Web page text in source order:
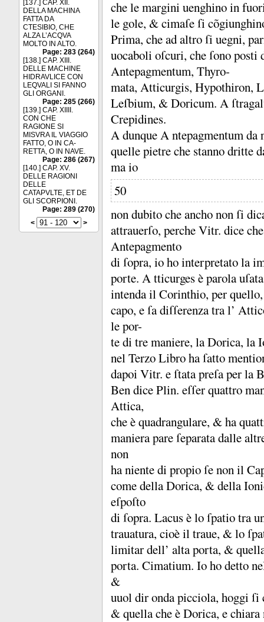
[137.] CAP. XII.
DELLA MACHINA
FATTA DA
CTESIBIO, CHE
ALZA L’ACQVA
MOLTO IN ALTO.
Page: 283 (264)
[138.] CAP. XIII.
DELLE MACHINE
HIDRAVLICE CON
LEQVALI SI FANNO
GLI ORGANI.
Page: 285 (266)
[139.] CAP. XIIII.
CON CHE
RAGIONE SI
MISVRA IL VIAGGIO
FATTO, O IN CA-
RETTA, O IN NAVE.
Page: 286 (267)
[140.] CAP. XV.
DELLE RAGIONI
DELLE
CATAPVLTE, ET DE
GLI SCORPIONI.
Page: 289 (270)
<
>
che le margini uenghino in
le gole, &cimaſe ſi
Prima, che ad altro ſi uegni,
uocaboli oſcuri, che ſono
Antepagmentum, Thyro-
mata, Atticurgis, Hypothiron,
Leſbium, &Doricum. A
Crepidines.
A dunque A ntepagmentum
quelle pietre che stanno dritte
ma io
50
non dubito che ancho non ſi
attrauerſo, perche Vitr. dice
Antepagmento
di ſopra, io ho interpretato la
porte. A tticurges è parola
intenda il Corinthio, per quello,
capo, e ſa diſſerenza tra l’
le por-
te di tre maniere, la Dorica, la
nel Terzo Libro ha ſatto
dapoi Vitr. e ſtata preſa per la
Ben dice Plin. eſſer quattro
Attica,
che è quadrangulare, &ha
maniera pare ſeparata dalle
non
ha niente di propio ſe non il
come della Dorica, &della
eſpoſto
di ſopra. Lacus è lo ſpatio tra
trauatura, cioè il traue, &lo
limitar dell’ alta porta, &
porta. Cimatium. Io ho detto
&
uuol dir onda picciola, hoggi
&quella che è Dorica, e